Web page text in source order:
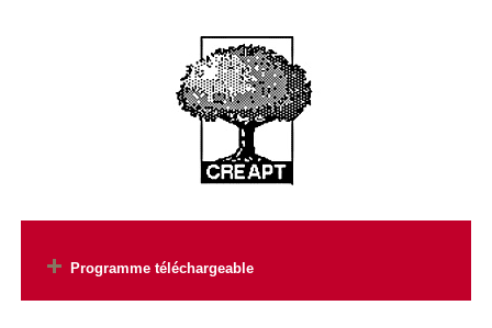
Programme téléchargeable